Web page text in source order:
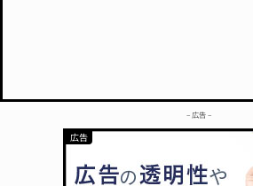
– 広告 –